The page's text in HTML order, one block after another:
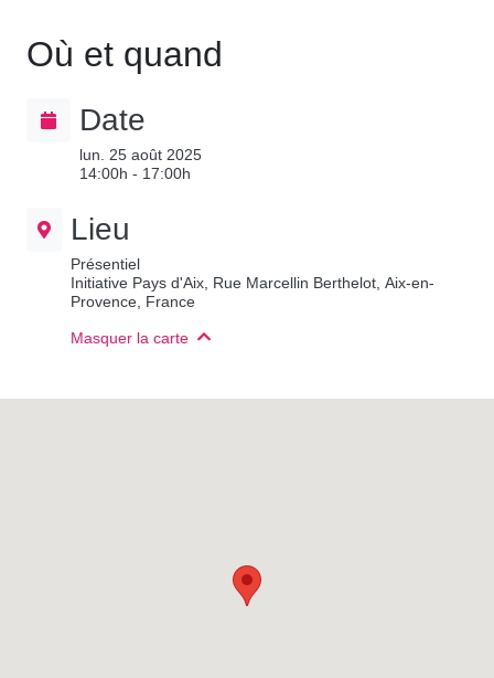
Où et quand
Date
lun. 25 août 2025
14:00h - 17:00h
Lieu
Présentiel
Initiative Pays d'Aix, Rue Marcellin Berthelot, Aix-en-
Provence, France
Masquer la carte